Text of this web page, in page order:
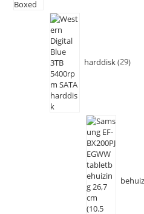
harddisk 29